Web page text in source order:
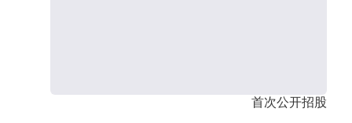
首次公开招股